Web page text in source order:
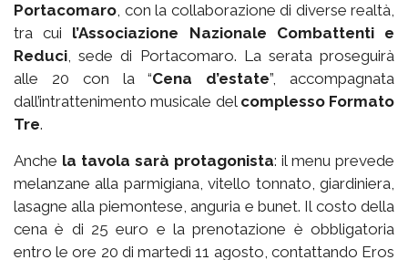
Portacomaro, con la collaborazione di diverse realtà,
tra cui l’Associazione Nazionale Combattenti e
Reduci, sede di Portacomaro. La serata proseguirà
alle 20 con la “Cena d’estate”, accompagnata
dall’intrattenimento musicale del complesso Formato
Tre.
Anche la tavola sarà protagonista: il menu prevede
melanzane alla parmigiana, vitello tonnato, giardiniera,
lasagne alla piemontese, anguria e bunet. Il costo della
cena è di 25 euro e la prenotazione è obbligatoria
entro le ore 20 di martedì 11 agosto, contattando Eros